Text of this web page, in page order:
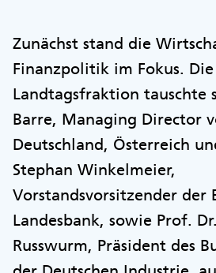
Zunächst stand die
Finanzpolitik im Fokus. Die
Landtagsfraktion tauschte
Barre, Managing Director
Deutschland, Österreich
Stephan Winkelmeier,
Vorstandsvorsitzender der
Landesbank, sowie Prof.
Russwurm, Präsident des